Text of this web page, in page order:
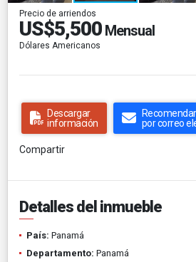
Precio de arriendos
US$5,500 Mensual
Dólares Americanos
Descargar
información
por correo
Compartir
Detalles del inmueble
País: Panamá
Departamento: Panamá